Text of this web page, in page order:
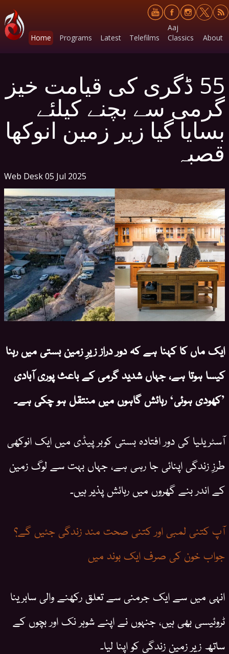
Home Programs Latest Telefilms
Aaj
Classics
About
55 ڈگری کی قیامت خیز
گرمی سے بچنے کیلئے
بسایا گیا زیر زمین انوکھا
قصبہ
Web Desk05 Jul 2025
ایک ماں کا کہنا ہے کہ دور دراز زیرِ زمین بستی میں رہنا
کیسا ہوتا ہے، جہاں شدید گرمی کے باعث پوری آبادی
’کھودی ہوئی‘ رہائش گاہوں میں منتقل ہو چکی ہے۔
آسٹریلیا کی دور افتادہ بستی کوبر پیڈی میں ایک انوکھی
طرزِ زندگی اپنائی جا رہی ہے، جہاں بہت سے لوگ زمین
کے اندر بنے گھروں میں رہائش پذیر ہیں۔
آپ کتنی لمبی اور کتنی صحت مند زندگی جئیں گے؟
جواب خون کی صرف ایک بوند میں
انہی میں سے ایک جرمنی سے تعلق رکھنے والی سابرینا
ٹروئیسی بھی ہیں، جنہوں نے اپنے شوہر نک اور بچوں کے
ساتھ زیر زمین زندگی کو اپنا لیا۔